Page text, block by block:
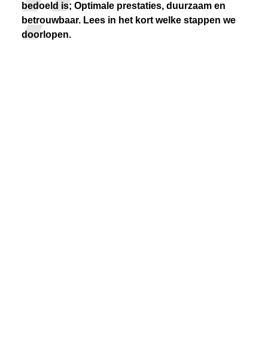
bedoeld is; Optimale prestaties, duurzaam en
betrouwbaar. Lees in het kort welke stappen we
doorlopen.